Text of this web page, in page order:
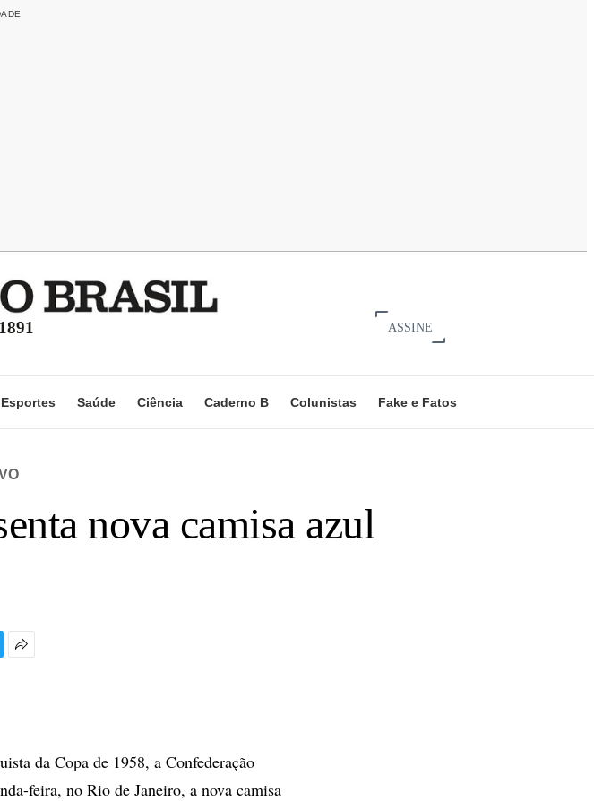
ASSINE
Esportes Saúde Ciência Caderno B Colunistas Fake e Fatos
nova camisa azul
da Copa de 1958, a Confederação
feira, no Rio de Janeiro, a nova camisa